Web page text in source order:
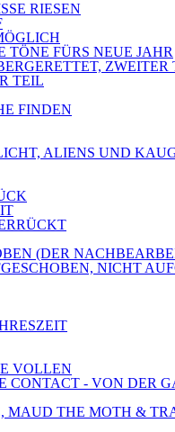
RIESEN
TÖNE FÜRS NEUE JAHR
ZWEITER
TEIL
FINDEN
ALIENS UND
(DER
NICHT
VOLLEN
CONTACT - VON DER
MAUD THE MOTH &